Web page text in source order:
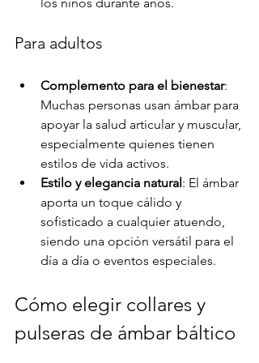
Para adultos
Complemento para el bienestar:
Muchas personas usan ámbar para
apoyar la salud articular y muscular,
especialmente quienes tienen
estilos de vida activos.
Estilo y elegancia natural: El ámbar
aporta un toque cálido y
sofisticado a cualquier atuendo,
siendo una opción versátil para el
día a día o eventos especiales.
Cómo elegir collares y
pulseras de ámbar báltico